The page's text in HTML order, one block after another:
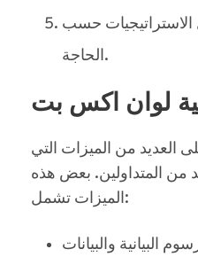
الاستراتيجيات حسب
الحاجة.
لوان اكس بت
من الميزات التي
من المتداولين. بعض هذه
الميزات تشمل:
البيانية والبيانات